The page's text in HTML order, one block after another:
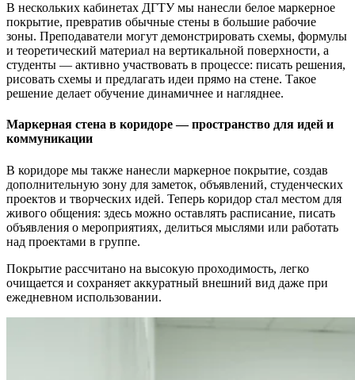
В нескольких кабинетах ДГТУ мы нанесли белое маркерное
покрытие, превратив обычные стены в большие рабочие
зоны. Преподаватели могут демонстрировать схемы, формулы
и теоретический материал на вертикальной поверхности, а
студенты — активно участвовать в процессе: писать решения,
рисовать схемы и предлагать идеи прямо на стене. Такое
решение делает обучение динамичнее и нагляднее.
Маркерная стена в коридоре — пространство для идей и
коммуникации
В коридоре мы также нанесли маркерное покрытие, создав
дополнительную зону для заметок, объявлений, студенческих
проектов и творческих идей. Теперь коридор стал местом для
живого общения: здесь можно оставлять расписание, писать
объявления о мероприятиях, делиться мыслями или работать
над проектами в группе.
Покрытие рассчитано на высокую проходимость, легко
очищается и сохраняет аккуратный внешний вид даже при
ежедневном использовании.